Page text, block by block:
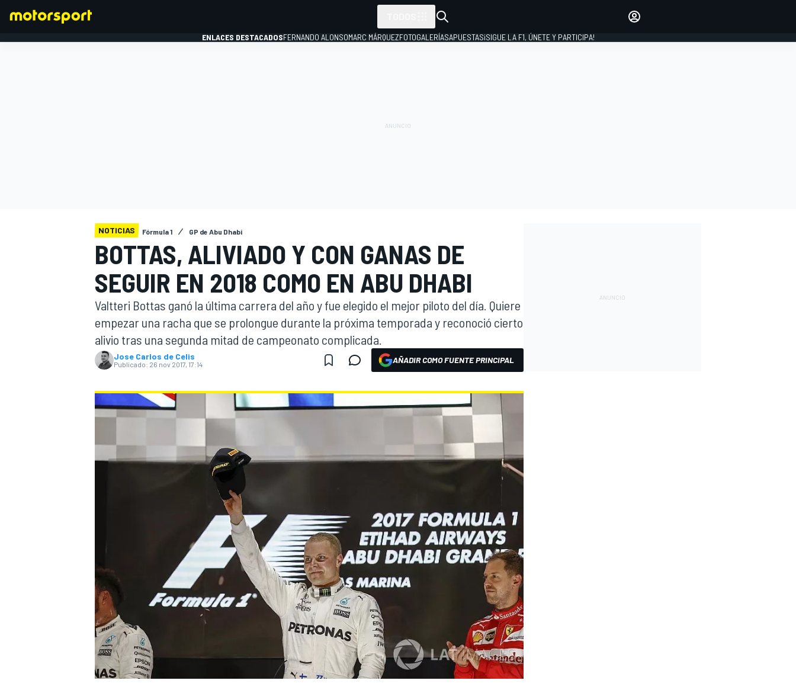
FÓRMULA E
ENLACES DESTACADOSFERNANDO ALONSOMARC MÁRQUEZFOTOGALERÍASAPUESTAS¡SIGUE LA F1, ÚNETE Y PARTICIPA!
NOTICIAS Fórmula 1 GP de Abu Dhabi
BOTTAS, ALIVIADO Y CON GANAS DE
SEGUIR EN 2018 COMO EN ABU DHABI
Valtteri Bottas ganó la última carrera del año y fue elegido el mejor piloto del día. Quiere
empezar una racha que se prolongue durante la próxima temporada y reconoció cierto
alivio tras una segunda mitad de campeonato complicada.
Jose Carlos de Celis
Publicado: 26 nov 2017, 17:14 AÑADIR COMO FUENTE PRINCIPAL